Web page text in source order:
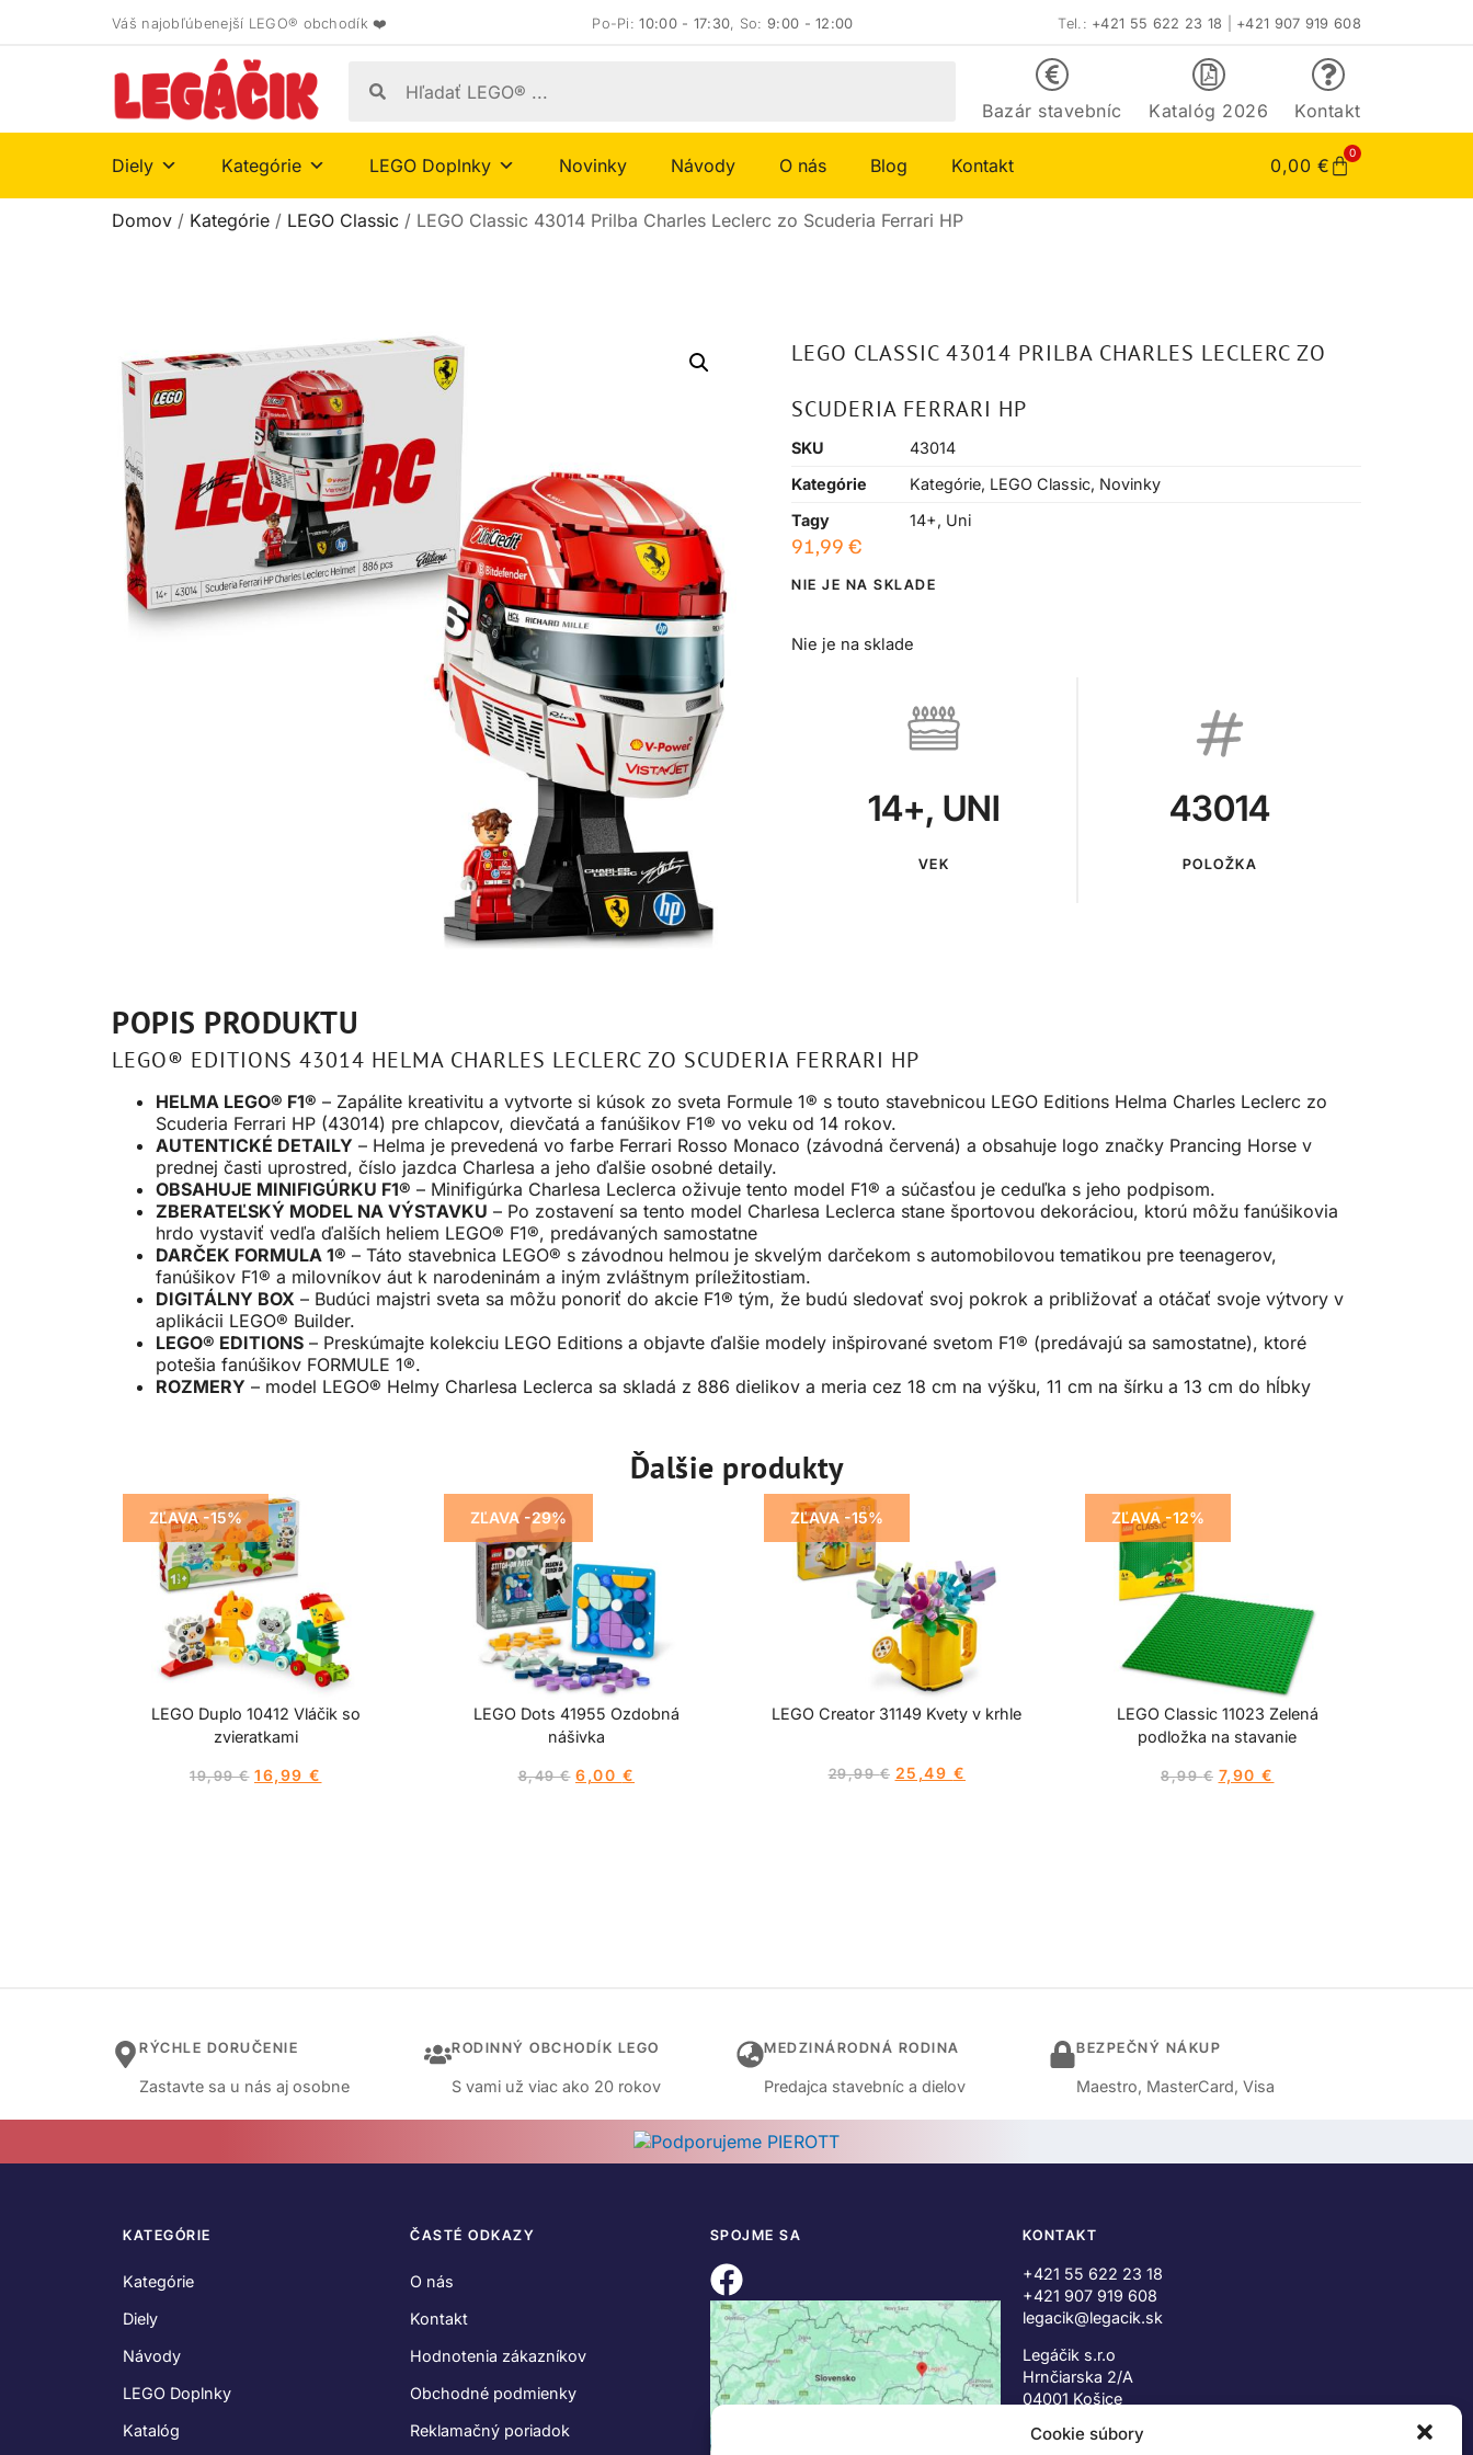
Cookie súbory
Váš najobľúbenejší LEGO® obchodík ❤️ Po-Pi:10:00 - 17:30, So:9:00 - 12:00 Tel.: +421 55 622 23 18 +421 907 919 608
Bazár stavebníc Katalóg 2026 Kontakt
Diely Kategórie LEGO Doplnky Novinky Návody O nás Blog Kontakt 0,00 €
0
Domov / Kategórie / LEGO Classic / LEGO Classic 43014 Prilba Charles Leclerc zo Scuderia Ferrari HP
LEGO CLASSIC 43014 PRILBA CHARLES LECLERC ZO
SCUDERIA FERRARI HP
SKU
43014
Kategórie
Kategórie, LEGO Classic, Novinky
Tagy
14+, Uni
91,99 €
NIE JE NA SKLADE
Nie je na sklade
14+, UNI
VEK
43014
POLOŽKA
POPIS PRODUKTU
LEGO® EDITIONS 43014 HELMA CHARLES LECLERC ZO SCUDERIA FERRARI HP
HELMA LEGO® F1® – Zapálite kreativitu a vytvorte si kúsok zo sveta Formule 1® s touto stavebnicou LEGO Editions Helma Charles Leclerc zo
Scuderia Ferrari HP (43014) pre chlapcov, dievčatá a fanúšikov F1® vo veku od 14 rokov.
AUTENTICKÉ DETAILY – Helma je prevedená vo farbe Ferrari Rosso Monaco (závodná červená) a obsahuje logo značky Prancing Horse v
prednej časti uprostred, číslo jazdca Charlesa a jeho ďalšie osobné detaily.
OBSAHUJE MINIFIGÚRKU F1® – Minifigúrka Charlesa Leclerca oživuje tento model F1® a súčasťou je ceduľka s jeho podpisom.
ZBERATEĽSKÝ MODEL NA VÝSTAVKU – Po zostavení sa tento model Charlesa Leclerca stane športovou dekoráciou, ktorú môžu fanúšikovia
hrdo vystaviť vedľa ďalších heliem LEGO® F1®, predávaných samostatne
DARČEK FORMULA 1® – Táto stavebnica LEGO® s závodnou helmou je skvelým darčekom s automobilovou tematikou pre teenagerov,
fanúšikov F1® a milovníkov áut k narodeninám a iným zvláštnym príležitostiam.
DIGITÁLNY BOX – Budúci majstri sveta sa môžu ponoriť do akcie F1® tým, že budú sledovať svoj pokrok a približovať a otáčať svoje výtvory v
aplikácii LEGO® Builder.
LEGO® EDITIONS – Preskúmajte kolekciu LEGO Editions a objavte ďalšie modely inšpirované svetom F1® (predávajú sa samostatne), ktoré
potešia fanúšikov FORMULE 1®.
ROZMERY – model LEGO® Helmy Charlesa Leclerca sa skladá z 886 dielikov a meria cez 18 cm na výšku, 11 cm na šírku a 13 cm do hĺbky
Ďalšie produkty
ZĽAVA -15%
LEGO Duplo 10412 Vláčik so
zvieratkami
19,99€ 16,99 €
ZĽAVA -29%
LEGO Dots 41955 Ozdobná
nášivka
8,49€ 6,00 €
ZĽAVA -15%
LEGO Creator 31149 Kvety v krhle
29,99€ 25,49 €
ZĽAVA -12%
LEGO Classic 11023 Zelená
podložka na stavanie
8,99€ 7,90 €
RÝCHLE DORUČENIE
Zastavte sa u nás aj osobne
RODINNÝ OBCHODÍK LEGO
S vami už viac ako 20 rokov
MEDZINÁRODNÁ RODINA
Predajca stavebníc a dielov
BEZPEČNÝ NÁKUP
Maestro, MasterCard, Visa
KATEGÓRIE
Kategórie
Diely
Návody
LEGO Doplnky
Katalóg
ČASTÉ ODKAZY
O nás
Kontakt
Hodnotenia zákazníkov
Obchodné podmienky
Reklamačný poriadok
SPOJME SA KONTAKT
+421 55 622 23 18
+421 907 919 608
legacik@legacik.sk
Legáčik s.r.o
Hrnčiarska 2/A
04001 Košice